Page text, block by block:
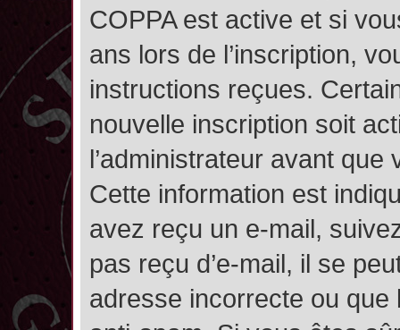
COPPA est active et si
ans lors de l’inscription,
instructions reçues.
nouvelle inscription soit
l’administrateur avant
Cette information est
avez reçu un e-mail,
pas reçu d’e-mail, il se
adresse incorrecte ou que